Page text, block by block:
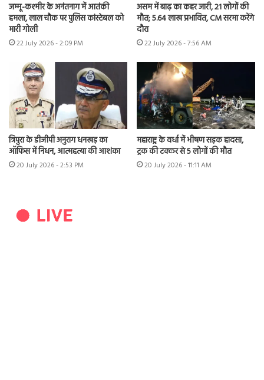
जम्मू-कश्मीर के अनंतनाग में आतंकी
हमला, लाल चौक पर पुलिस कांस्टेबल को
मारी गोली
22 July 2026 - 2:09 PM
असम में बाढ़ का कहर जारी, 21 लोगों की
मौत; 5.64 लाख प्रभावित, CM सरमा करेंगे
दौरा
22 July 2026 - 7:56 AM
त्रिपुरा के डीजीपी अनुराग धनखड़ का
ऑफिस में निधन, आत्महत्या की आशंका
20 July 2026 - 2:53 PM
महाराष्ट्र के वर्धा में भीषण सड़क हादसा,
ट्रक की टक्कर से 5 लोगों की मौत
20 July 2026 - 11:11 AM